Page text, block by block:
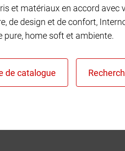
et matériaux en accord avec
de design et de confort,
pure, home soft et ambiente.